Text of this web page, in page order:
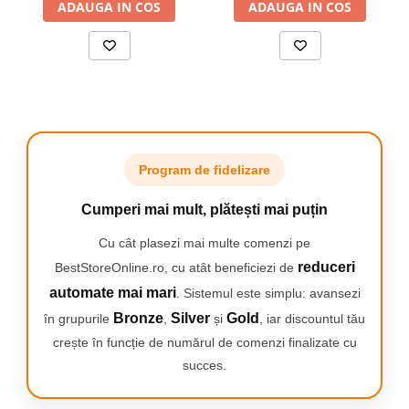
Delicat cu gingiile, eficient cu
placa bacteriană
Tehnologia unică iO2 nu este doar puternică, ci și
delicată cu gura. Capul de periuță curăță temeinic fără
abraziune. Acest lucru asigură o curățare eficientă a
ADAUGA IN COS
vizibil, 5 moduri, 1 capat, N
ADAUGA IN COS
Program de fidelizare
Cumperi mai mult, plătești mai puțin
Cu cât plasezi mai multe comenzi pe
BestStoreOnline.ro, cu atât beneficiezi de reduceri
automate mai mari. Sistemul este simplu: avansezi
în grupurile Bronze Silver și Gold
, iar discountul tău
crește în funcție de numărul de comenzi finalizate cu
succes.